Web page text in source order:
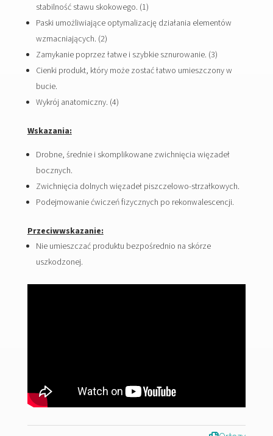
stabilność stawu skokowego. (1)
Paski umożliwiające optymalizację działania elementów
wzmacniających. (2)
Zamykanie poprzez łatwe i szybkie sznurowanie. (3)
Cienki produkt, który może zostać łatwo umieszczony w
bucie.
Wykrój anatomiczny. (4)
Wskazania:
Drobne, średnie i skomplikowane zwichnięcia więzadeł
bocznych.
Zwichnięcia dolnych więzadeł piszczelowo-strzałkowych.
Podejmowanie ćwiczeń fizycznych po rekonwalescencji.
Przeciwwskazanie:
Nie umieszczać produktu bezpośrednio na skórze
uszkodzonej.